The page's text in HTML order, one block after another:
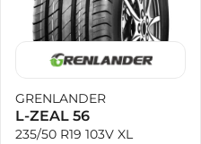
GRENLANDER
L-ZEAL 56
235/50 R19 103V XL